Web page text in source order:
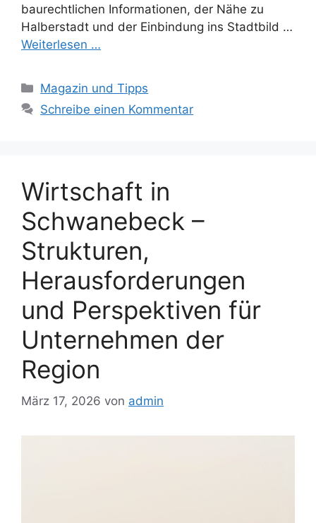
baurechtlichen Informationen, der Nähe zu
Halberstadt und der Einbindung ins Stadtbild …
Weiterlesen …
Kategorien
Magazin und Tipps
Schreibe einen Kommentar
Wirtschaft in
Schwanebeck –
Strukturen,
Herausforderungen
und Perspektiven für
Unternehmen der
Region
März 17, 2026 von admin